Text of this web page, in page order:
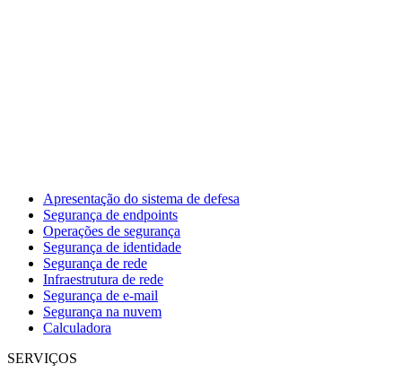
Apresentação do sistema de defesa
Segurança de endpoints
Operações de segurança
Segurança de identidade
Segurança de rede
Infraestrutura de rede
Segurança de e-mail
Segurança na nuvem
Calculadora
SERVIÇOS